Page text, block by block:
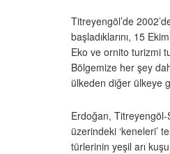
Titreyengöl’de
başladıklarını, 15
Eko ve ornito turizmi
Bölgemize her şey
ülkeden diğer ülkeye
Erdoğan, Titreyengöl-
üzerindeki ‘keneleri’
türlerinin yeşil arı